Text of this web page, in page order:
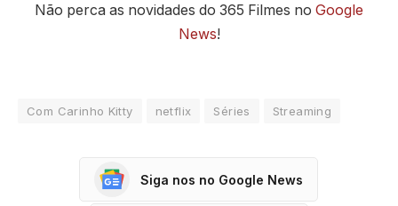
Não perca as novidades do 365 Filmes no Google
News!
Com Carinho Kitty netflix Séries Streaming
Siga nos no Google News